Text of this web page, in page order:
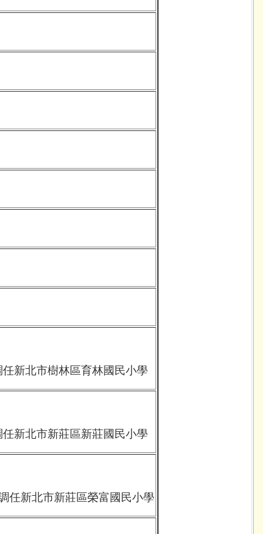
新北市樹林區育林國民小學
新北市新莊區新莊國民小學
任新北市新莊區榮富國民小學